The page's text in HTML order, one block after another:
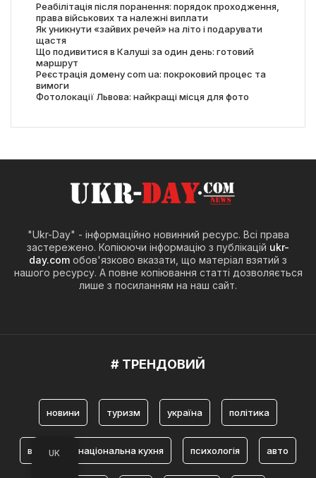
Реабілітація після поранення: порядок проходження,
права військових та належні виплати
Як уникнути «зайвих речей» на літо і подарувати
щастя
Що подивитися в Калуші за один день: готовий
маршрут
Реєстрація домену com ua: покроковий процес та
вимоги
Фотолокації Львова: найкращі місця для фото
"Ukr-Day" - інформаційно новинний ресурс. Всі права
застережено. Копіюючи інформацію з публікацій ukr-
day.com обов'язково вказати, що матеріал взятий з
нашого ресурсу. А повне копіювання статті дозволяється
лише з посиланням на наш сайт.
# ТРЕНДОВИЙ
новини туризм україна політика
війна національна кухня психологія авто
UK